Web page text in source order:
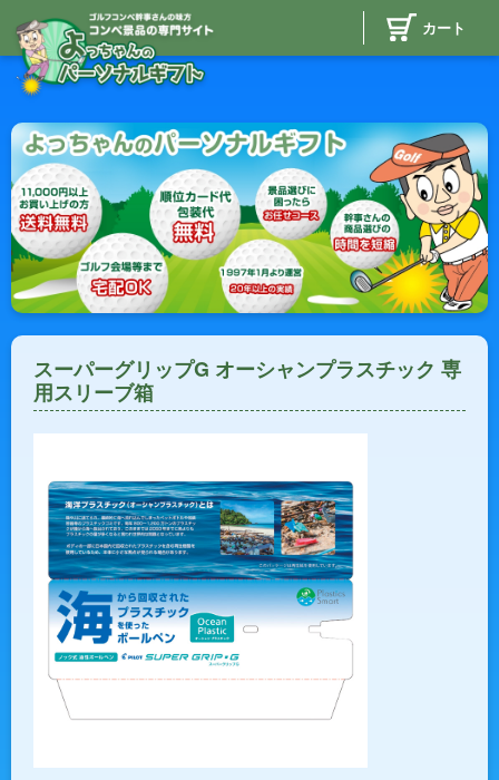
カート
スーパーグリップG オーシャンプラスチック 専
用スリーブ箱